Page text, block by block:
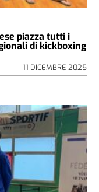
piazza tutti i
di kickboxing
11 DICEMBRE 2025